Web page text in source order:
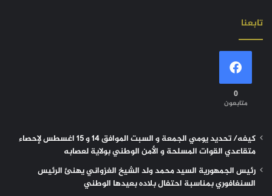
تابعنا
0
متابعون
كيفه/ تحديد يومي الجمعة و السبت الموافق 14 و 15 اغسطس لإحصاء
متقاعدي القوات المسلحة و الأمن الوطني بولاية لعصابه
رئيس الجمهورية السيد محمد ولد الشيخ الغزواني يهنئ الرئيس
السنغافوري بمناسبة احتفال بلاده بعيدها الوطني